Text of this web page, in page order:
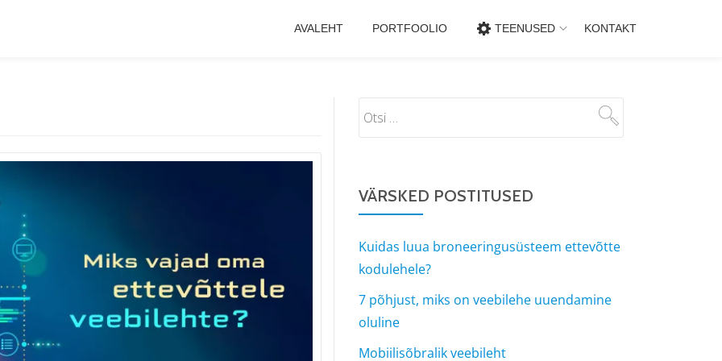
AVALEHT PORTFOOLIO TEENUSED KONTAKT
VÄRSKED POSTITUSED
Kuidas luua broneeringusüsteem ettevõtte
kodulehele?
7 põhjust, miks on veebilehe uuendamine
oluline
Mobiilisõbralik veebileht